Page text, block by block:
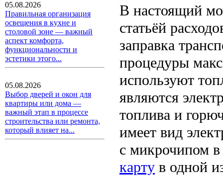
05.08.2026
Правильная организация
освещения в кухне и
столовой зоне — важный
аспект комфорта,
функциональности и
эстетики этого...
05.08.2026
Выбор дверей и окон для
квартиры или дома —
важный этап в процессе
строительства или ремонта,
который влияет на...
В настоящий
статьёй
заправка
процедуры
используют
являются
топлива и
имеет вид
с микрочипом
карту в одной